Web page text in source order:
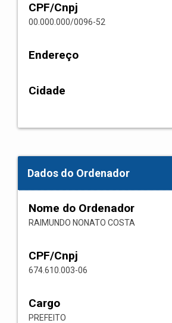
CPF/Cnpj
00.000.000/0096-52
Endereço
Cidade
Dados do Ordenador
Nome do Ordenador
RAIMUNDO NONATO COSTA
CPF/Cnpj
674.610.003-06
Cargo
PREFEITO